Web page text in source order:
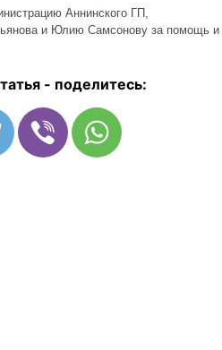
Аннинского ГП,
и Юлию Самсонову за помощь и
- поделитесь: